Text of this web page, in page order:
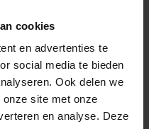
cookies
en advertenties te
social media te bieden
Ook delen we
site met onze
en analyse. Deze